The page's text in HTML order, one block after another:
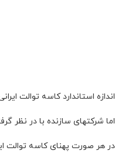
اندازه استاندارد کاسه توالت ایرانی 60 سانتی متر برای طول و 40 سانتی متر برای عرض
اما شرکتهای سازنده با در نظر
در هر صورت پهنای کاسه توالت